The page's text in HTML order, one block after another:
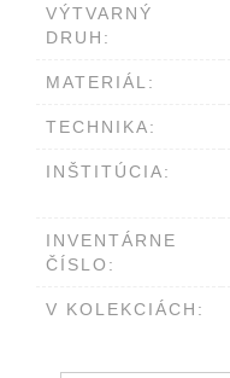
VÝTVARNÝ
DRUH:
MATERIÁL:
TECHNIKA:
INŠTITÚCIA:
INVENTÁRNE
ČÍSLO:
V KOLEKCIÁCH: